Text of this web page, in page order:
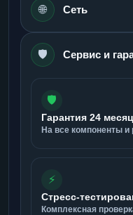
🌐 Сеть
🛡️ Сервис и
🛡️
Гарантия 24
На все компоненты и
⚡
Стресс-
Комплексная